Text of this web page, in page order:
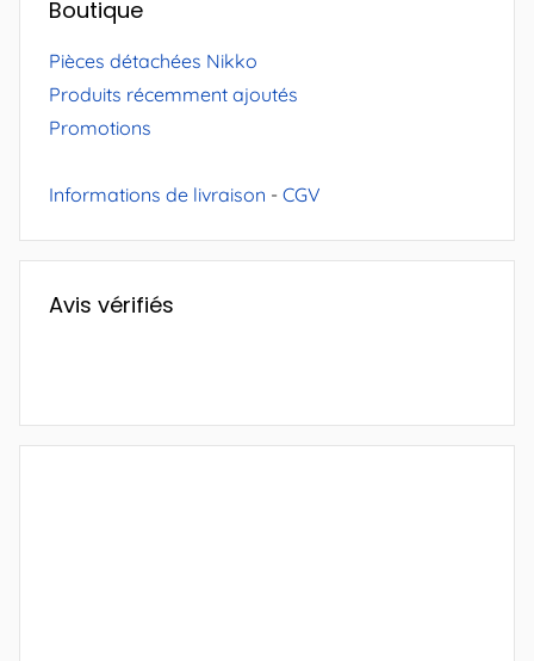
Boutique
Pièces détachées Nikko
Produits récemment ajoutés
Promotions
Informations de livraison - CGV
Avis vérifiés